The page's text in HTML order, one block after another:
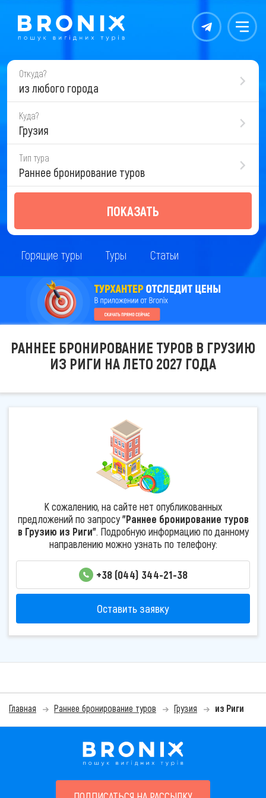
Контакты Меню
Откуда?
из любого города
Куда?
Грузия
Тип тура
Раннее бронирование туров
ПОКАЗАТЬ
Горящие туры Туры Статьи
РАННЕЕ БРОНИРОВАНИЕ ТУРОВ В ГРУЗИЮ
ИЗ РИГИ НА ЛЕТО 2027 ГОДА
К сожалению, на сайте нет опубликованных
предложений по запросу"Раннее бронирование туров
в Грузию из Риги". Подробную информацию по данному
направлению можно узнать по телефону:
+38 (044) 344-21-38
Оставить заявку
Главная Раннее бронирование туров Грузия из Риги